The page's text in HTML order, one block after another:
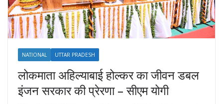
NATIONAL UTTAR PRADESH
लोकमाता अहिल्याबाई होल्कर का जीवन डबल
इंजन सरकार की प्रेरणा – सीएम योगी